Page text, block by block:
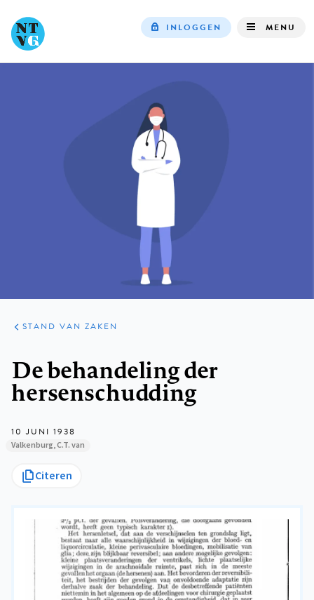
INLOGGEN MENU
ARTIKELEN
PRAKTIJK
STAND VAN ZAKEN
De behandeling der
hersenschudding
10 JUNI 1938
Valkenburg, C.T. van
Citeren